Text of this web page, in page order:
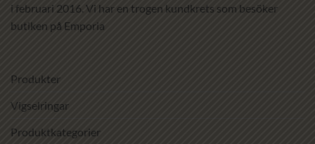
i februari 2016. Vi har en trogen kundkrets som besöker
butiken på Emporia
Produkter
Vigselringar
Produktkategorier